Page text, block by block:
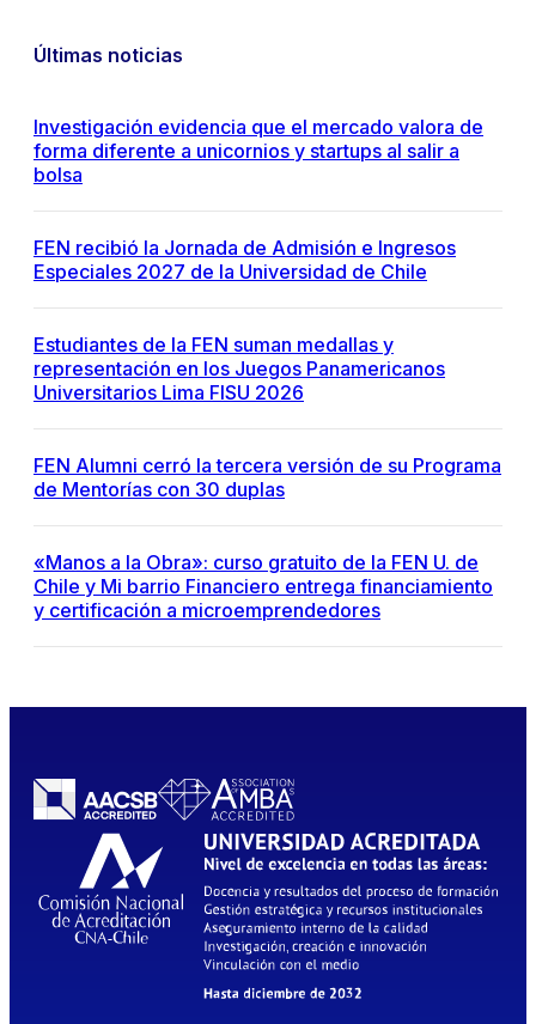
Últimas noticias
Investigación evidencia que el mercado valora de
forma diferente a unicornios y startups al salir a
bolsa
FEN recibió la Jornada de Admisión e Ingresos
Especiales 2027 de la Universidad de Chile
Estudiantes de la FEN suman medallas y
representación en los Juegos Panamericanos
Universitarios Lima FISU 2026
FEN Alumni cerró la tercera versión de su Programa
de Mentorías con 30 duplas
«Manos a la Obra»: curso gratuito de la FEN U. de
Chile y Mi barrio Financiero entrega financiamiento
y certificación a microemprendedores